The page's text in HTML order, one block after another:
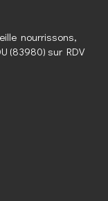
nourrissons,
(83980) sur RDV